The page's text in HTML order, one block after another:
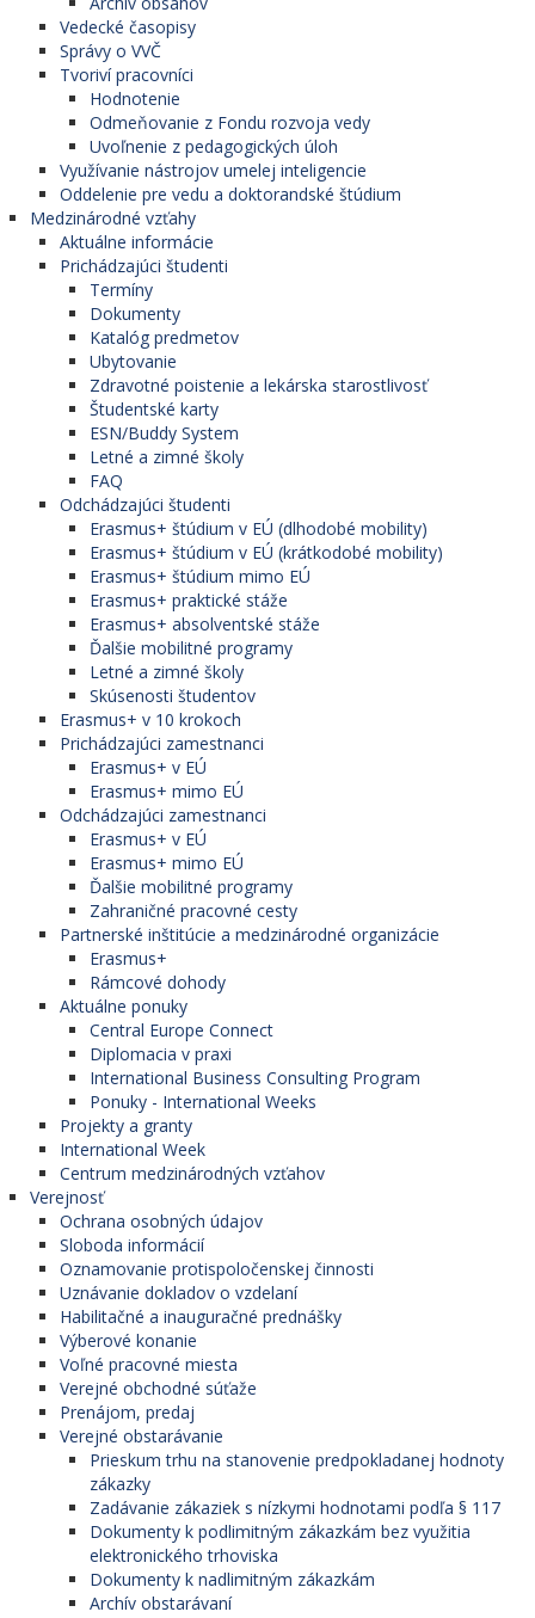
Vedecké časopisy
Správy o VVČ
Tvoriví pracovníci
Hodnotenie
Odmeňovanie z Fondu rozvoja vedy
Uvoľnenie z pedagogických úloh
Využívanie nástrojov umelej inteligencie
Oddelenie pre vedu a doktorandské štúdium
Medzinárodné vzťahy
Aktuálne informácie
Prichádzajúci študenti
Termíny
Dokumenty
Katalóg predmetov
Ubytovanie
Zdravotné poistenie a lekárska starostlivosť
Študentské karty
ESN/Buddy System
Letné a zimné školy
FAQ
Odchádzajúci študenti
Erasmus+ štúdium v EÚ (dlhodobé mobility)
Erasmus+ štúdium v EÚ (krátkodobé mobility)
Erasmus+ štúdium mimo EÚ
Erasmus+ praktické stáže
Erasmus+ absolventské stáže
Ďalšie mobilitné programy
Letné a zimné školy
Skúsenosti študentov
Erasmus+ v 10 krokoch
Prichádzajúci zamestnanci
Erasmus+ v EÚ
Erasmus+ mimo EÚ
Odchádzajúci zamestnanci
Erasmus+ v EÚ
Erasmus+ mimo EÚ
Ďalšie mobilitné programy
Zahraničné pracovné cesty
Partnerské inštitúcie a medzinárodné organizácie
Erasmus+
Rámcové dohody
Aktuálne ponuky
Central Europe Connect
Diplomacia v praxi
International Business Consulting Program
Ponuky - International Weeks
Projekty a granty
International Week
Centrum medzinárodných vzťahov
Verejnosť
Ochrana osobných údajov
Sloboda informácií
Oznamovanie protispoločenskej činnosti
Uznávanie dokladov o vzdelaní
Habilitačné a inauguračné prednášky
Výberové konanie
Voľné pracovné miesta
Verejné obchodné súťaže
Prenájom, predaj
Verejné obstarávanie
Prieskum trhu na stanovenie predpokladanej hodnoty
zákazky
Zadávanie zákaziek s nízkymi hodnotami podľa § 117
Dokumenty k podlimitným zákazkám bez využitia
elektronického trhoviska
Dokumenty k nadlimitným zákazkám
Archív obstarávaní